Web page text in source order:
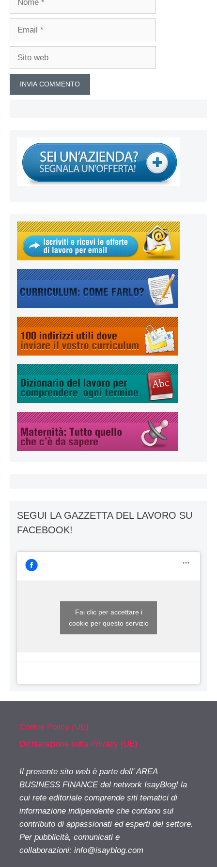
Email
Sito
SEGUI LA GAZZETTA DEL LAVORO SU
FACEBOOK!
Fai clic per accettare i
cookie per questo servizio
Cookie Policy (UE)
Dichiarazione sulla Privacy (UE)
Il presente sito web è parte dell' AREA
BUSINESS FINANCE del network IsayBlog! la
cui rete editoriale comprende siti tematici di
informazione indipendente che contano sul
contributo di appassionati ed esperti del settore.
Per pubblicità, comunicati e
collaborazioni: info@isayblog.com